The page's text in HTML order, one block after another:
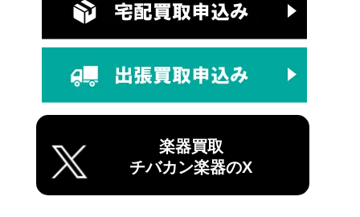
楽器買取
チバカン楽器のX